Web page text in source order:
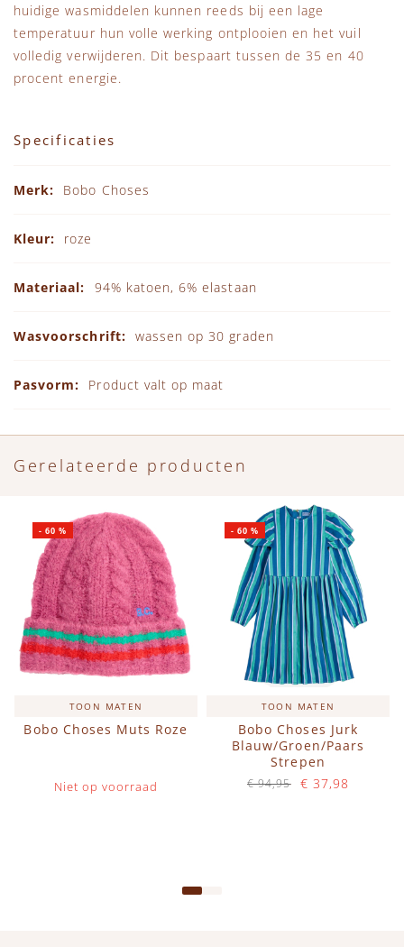
huidige wasmiddelen kunnen reeds bij een lage
temperatuur hun volle werking ontplooien en het vuil
volledig verwijderen. Dit bespaart tussen de 35 en 40
procent energie.
Specificaties
Bobo Choses
roze
94% katoen, 6% elastaan
wassen op 30 graden
Product valt op maat
Gerelateerde producten
TOON MATEN
Bobo Choses Muts Roze
Niet op voorraad
-60 %
TOON MATEN
Bobo Choses Jurk
Blauw/Groen/Paars
Strepen
€ 37,98
€ 94,95
-60 %